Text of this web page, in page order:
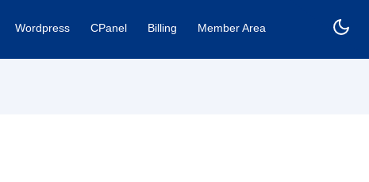
Wordpress CPanel Billing Member Area